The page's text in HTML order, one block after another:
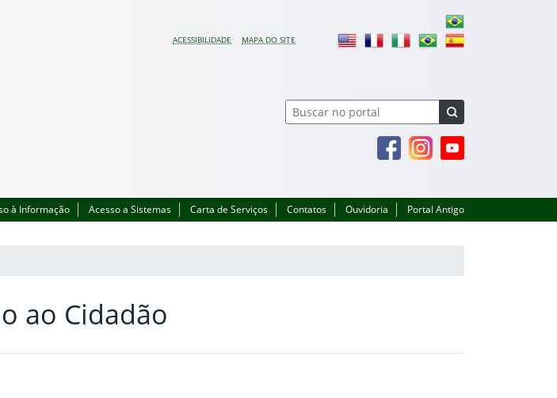
ACESSIBILIDADE MAPA DO SITE
FacebookInstagramYoutube
à Informação Acesso a Sistemas Carta de Serviços Contatos Ouvidoria Portal Antigo
ao Cidadão